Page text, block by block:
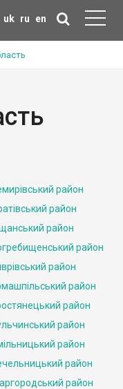
uk ru en
район
район
район
район
район
район
район
район
район
район
район